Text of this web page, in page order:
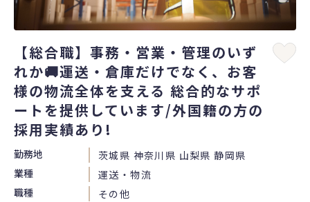
【総合職】事務・営業・管理のいず
れか🚚運送・倉庫だけでなく、お客
様の物流全体を支える 総合的なサポ
ートを提供しています/外国籍の方の
採用実績あり!
勤務地
茨城県 神奈川県 山梨県 静岡県
業種
運送・物流
職種
その他